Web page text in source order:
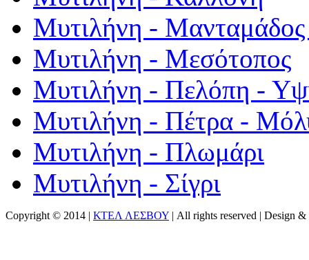
Μυτιλήνη - Μανταμάδος
Μυτιλήνη - Μεσότοπος
Μυτιλήνη - Πελόπη -
Μυτιλήνη - Πέτρα -
Μυτιλήνη - Πλωμάρι
Μυτιλήνη - Σίγρι
Copyright © 2014 | ΚΤΕΛ ΛΕΣΒΟΥ | All rights reserved | Design &